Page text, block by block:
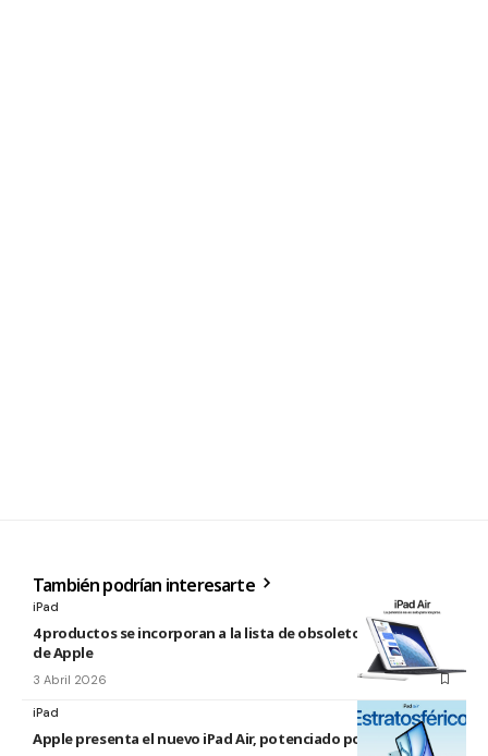
También podrían interesarte
iPad
4 productos se incorporan a la lista de obsoletos y antiguos
de Apple
3 Abril 2026
iPad
Apple presenta el nuevo iPad Air, potenciado por el M4